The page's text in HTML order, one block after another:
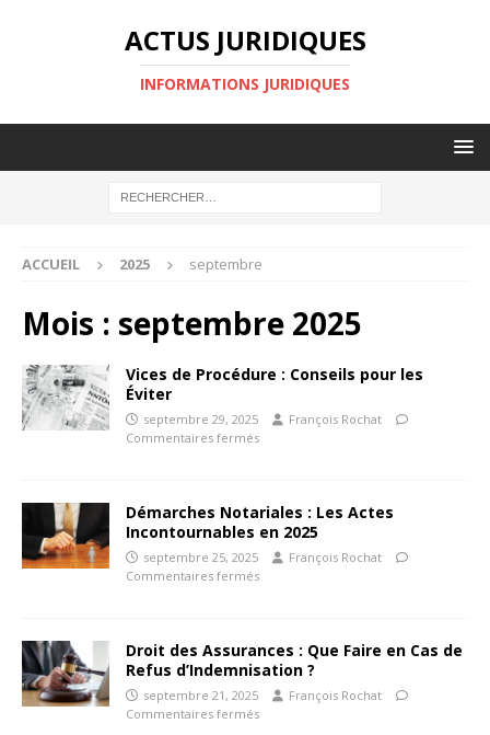
ACTUS JURIDIQUES
INFORMATIONS JURIDIQUES
ACCUEIL 2025 septembre
Mois : septembre 2025
Vices de Procédure : Conseils pour les
Éviter
septembre 29, 2025
François Rochat
Commentaires fermés
Démarches Notariales : Les Actes
Incontournables en 2025
septembre 25, 2025
François Rochat
Commentaires fermés
Droit des Assurances : Que Faire en Cas de
Refus d’Indemnisation ?
septembre 21, 2025
François Rochat
Commentaires fermés